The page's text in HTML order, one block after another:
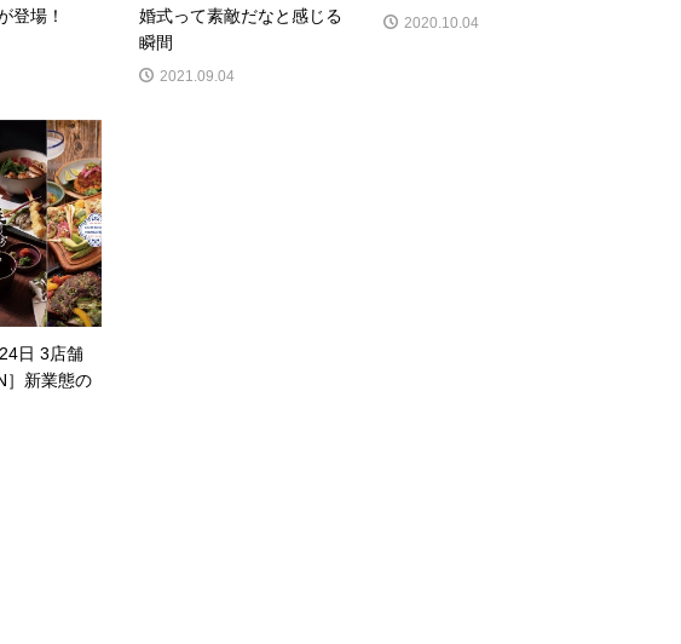
登場！
婚式って素敵だなと感じる
瞬間
2021.09.04
2020.10.04
日 3店舗
］新業態の